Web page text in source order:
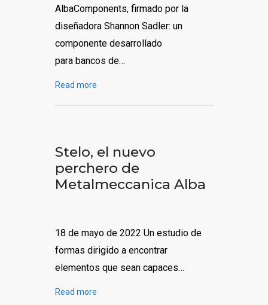
AlbaComponents, firmado por la
diseñadora Shannon Sadler: un
componente desarrollado
para bancos de…
Read more
Stelo, el nuevo
perchero de
Metalmeccanica Alba
18 de mayo de 2022 Un estudio de
formas dirigido a encontrar
elementos que sean capaces…
Read more